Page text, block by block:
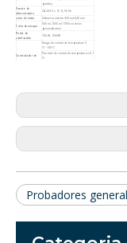
petróleo
Fuente de
alimentación
CA 220 V ± 10 %, 50 Hz
cubo de baño Diámetro interior 300 mm340 mm
Tubo de ensayo
500 ml, 1000 ml (1000 ml deben
personalizarse)
Poder de
calefacción
700 W, 1000 W
Controlador de
temperatura
Rango de control de temperatura: 0
°C~100 °C
Precisión de control de temperatura: ±0,1
°C
ambiente
Probadores